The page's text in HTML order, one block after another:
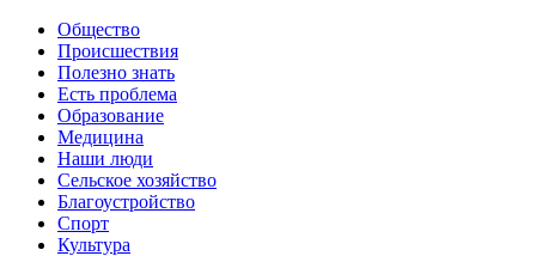
Общество
Происшествия
Полезно знать
Есть проблема
Образование
Медицина
Наши люди
Сельское хозяйство
Благоустройство
Спорт
Культура